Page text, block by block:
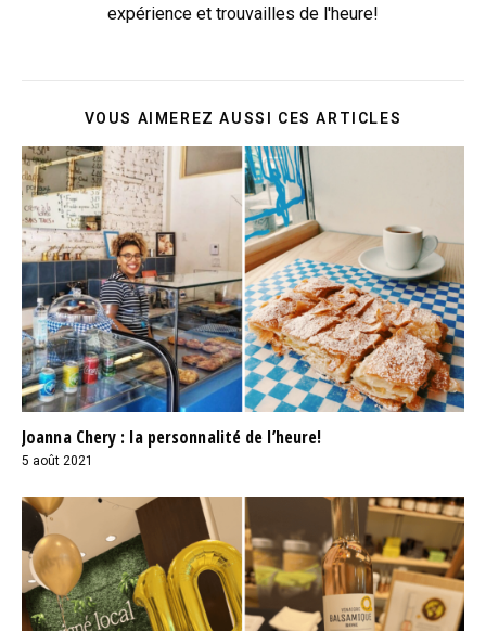
expérience et trouvailles de l'heure!
VOUS AIMEREZ AUSSI CES ARTICLES
Joanna Chery : la personnalité de l’heure!
5 août 2021